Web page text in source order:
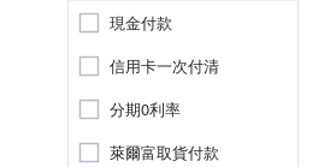
現金付款
信用卡一次付清
分期0利率
萊爾富取貨付款